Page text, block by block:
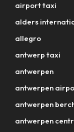
airport taxi
alders
allegro
antwerp taxi
antwerpen
antwerpen
antwerpen
antwerpen